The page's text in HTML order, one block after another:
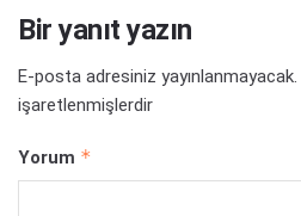
Bir yanıt yazın
E-posta adresiniz yayınlanmayacak.
işaretlenmişlerdir
Yorum *